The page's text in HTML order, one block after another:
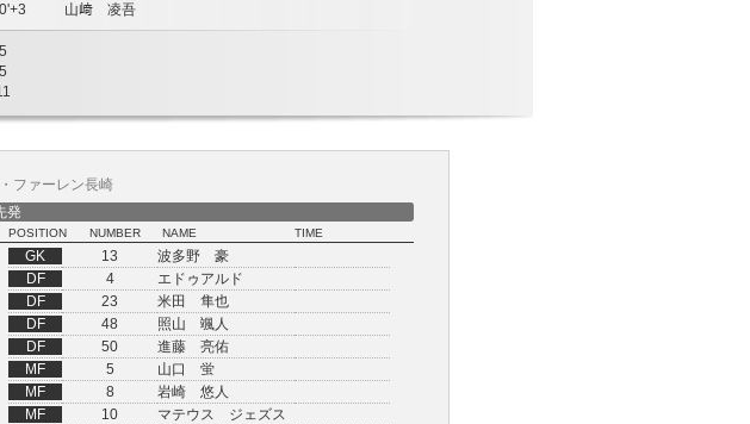
山﨑 凌吾
5
5
ファーレン長崎
発
POSITION NUMBER NAME TIME
GK 13
波多野 豪
DF
4
エドゥアルド
DF
23
米田 隼也
DF
48
照山 颯人
DF
50
進藤 亮佑
MF
5
山口 蛍
MF
8
岩崎 悠人
MF
10
マテウス ジェズス